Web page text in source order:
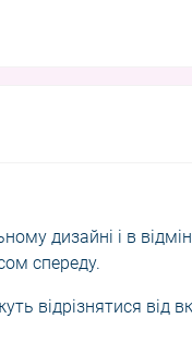
дизайні і в
спереду.
відрізнятися від